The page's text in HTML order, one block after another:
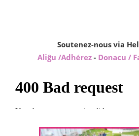
Soutenez-nous via
Aliĝu /Adhérez - Donacu /